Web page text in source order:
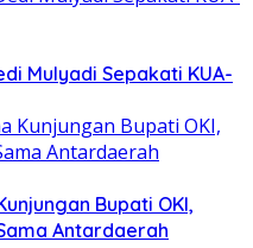
Mulyadi Sepakati KUA-
Bupati OKI,
Antardaerah